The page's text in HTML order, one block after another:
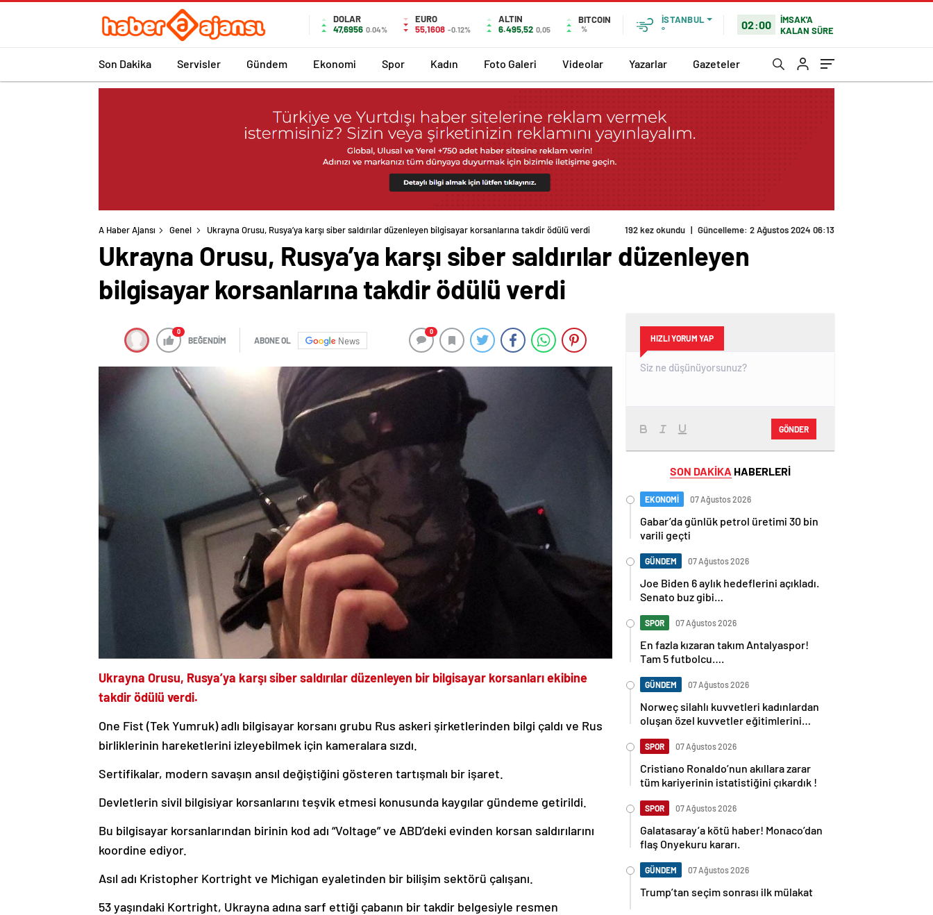
DOLAR
47,6956 0.04%
EURO
55,1608 -0.12%
ALTIN
6.495,52 0,05
BITCOIN
%
İSTANBUL
°
02:00
İMSAK'A
KALAN SÜRE
Son Dakika Servisler Gündem Ekonomi Spor Kadın Foto Galeri Videolar Yazarlar Gazeteler
A Haber Ajansı Genel Ukrayna Orusu, Rusya’ya karşı siber saldırılar düzenleyen bilgisayar korsanlarına takdir ödülü verdi 192 kez okundu | Güncelleme: 2 Ağustos 2024 06:13
Ukrayna Orusu, Rusya’ya karşı siber saldırılar düzenleyen
bilgisayar korsanlarına takdir ödülü verdi
0
BEĞENDİM ABONE OL News
0
Ukrayna Orusu, Rusya’ya karşı siber saldırılar düzenleyen bir bilgisayar korsanları ekibine
takdir ödülü verdi.
One Fist (Tek Yumruk) adlı bilgisayar korsanı grubu Rus askeri şirketlerinden bilgi çaldı ve Rus
birliklerinin hareketlerini izleyebilmek için kameralara sızdı.
Sertifikalar, modern savaşın ansıl değiştiğini gösteren tartışmalı bir işaret.
Devletlerin sivil bilgisiyar korsanlarını teşvik etmesi konusunda kaygılar gündeme getirildi.
Bu bilgisayar korsanlarından birinin kod adı “Voltage” ve ABD’deki evinden korsan saldırılarını
koordine ediyor.
Asıl adı Kristopher Kortright ve Michigan eyaletinden bir bilişim sektörü çalışanı.
53 yaşındaki Kortright, Ukrayna adına sarf ettiği çabanın bir takdir belgesiyle resmen
HIZLI YORUM YAP
GÖNDER
SON DAKİKA HABERLERİ
EKONOMİ 07 Ağustos 2026
Gabar’da günlük petrol üretimi 30 bin
varili geçti
GÜNDEM 07 Ağustos 2026
Joe Biden 6 aylık hedeflerini açıkladı.
Senato buz gibi…
SPOR 07 Ağustos 2026
En fazla kızaran takım Antalyaspor!
Tam 5 futbolcu….
GÜNDEM 07 Ağustos 2026
Norweç silahlı kuvvetleri kadınlardan
oluşan özel kuvvetler eğitimlerini
SPOR 07 Ağustos 2026
Cristiano Ronaldo’nun akıllara zarar
tüm kariyerinin istatistiğini çıkardık !
SPOR 07 Ağustos 2026
Galatasaray’a kötü haber! Monaco’dan
flaş Onyekuru kararı.
GÜNDEM 07 Ağustos 2026
Trump’tan seçim sonrası ilk mülakat